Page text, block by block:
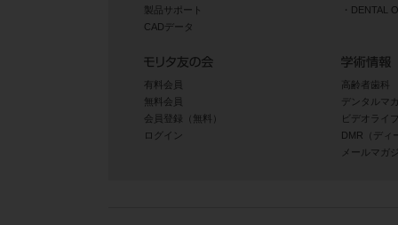
製品サポート
CADデータ
DENTAL
有料会員
無料会員
会員登録（無料）
ログイン
高齢者歯科
デンタルマ
ビデオライ
DMR（ディ
メールマガ